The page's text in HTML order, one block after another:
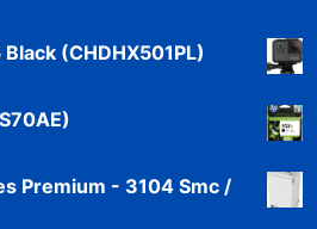
(CHDHX501PL)
Premium - 3104 Smc /